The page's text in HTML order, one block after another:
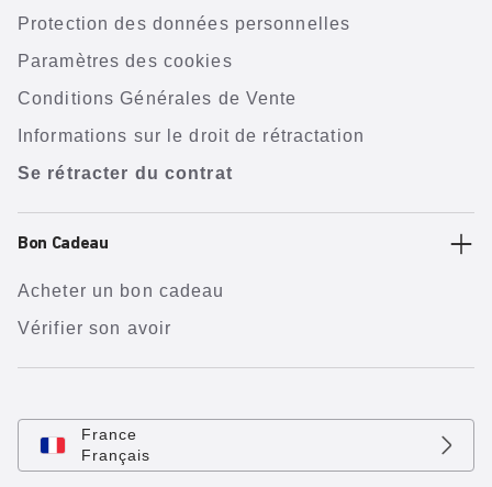
Protection des données personnelles
Paramètres des cookies
Conditions Générales de Vente
Informations sur le droit de rétractation
Se rétracter du contrat
Bon Cadeau
Acheter un bon cadeau
Vérifier son avoir
France
Français